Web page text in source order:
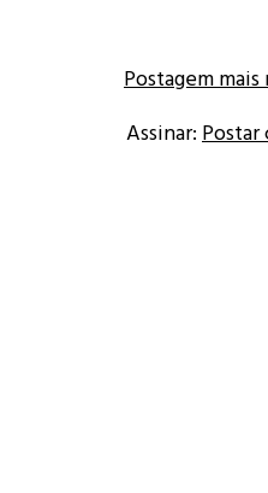
Postagem
Assinar: